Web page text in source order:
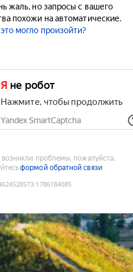
жаль, но запросы с вашего
похожи на автоматические.
могло произойти?
Я не робот
Нажмите, чтобы продолжить
Yandex SmartCaptcha
возникли проблемы, пожалуйста,
формой обратной связи
:1786184085